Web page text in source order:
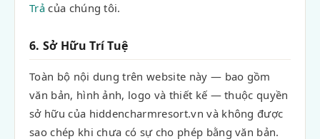
Trảcủa chúng tôi.
6. Sở Hữu Trí Tuệ
Toàn bộ nội dung trên website này — bao gồm
văn bản, hình ảnh, logo và thiết kế — thuộc quyền
sở hữu của hiddencharmresort.vn và không được
sao chép khi chưa có sự cho phép bằng văn bản.